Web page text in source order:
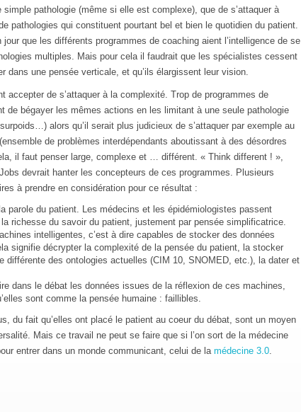
simple pathologie (même si elle est complexe), que de s’attaquer à
pathologies qui constituent pourtant bel et bien le quotidien du patient.
jour que les différents programmes de coaching aient l’intelligence de se
multiples. Mais pour cela il faudrait que les spécialistes cessent
dans une pensée verticale, et qu’ils élargissent leur vision.
accepter de s’attaquer à la complexité. Trop de programmes de
de bégayer les mêmes actions en les limitant à une seule pathologie
alors qu’il serait plus judicieux de s’attaquer par exemple au
de problèmes interdépendants aboutissant à des désordres
il faut penser large, complexe et … différent. « Think different ! »,
devrait hanter les concepteurs de ces programmes. Plusieurs
à prendre en considération pour ce résultat :
parole du patient. Les médecins et les épidémiologistes passent
richesse du savoir du patient, justement par pensée simplificatrice.
intelligentes, c’est à dire capables de stocker des données
signifie décrypter la complexité de la pensée du patient, la stocker
différente des ontologies actuelles (CIM 10, SNOMED, etc.), la dater et
dans le débat les données issues de la réflexion de ces machines,
sont comme la pensée humaine : faillibles.
du fait qu’elles ont placé le patient au coeur du débat, sont un moyen
Mais ce travail ne peut se faire que si l’on sort de la médecine
entrer dans un monde communicant, celui de la médecine 3.0.